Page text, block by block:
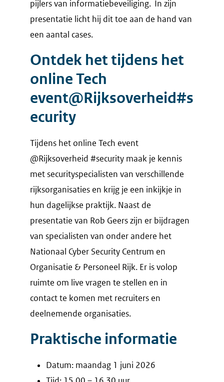
pijlers van informatiebeveiliging. In zijn
presentatie licht hij dit toe aan de hand van
een aantal cases.
Ontdek het tijdens het
online Tech
event@Rijksoverheid#s
ecurity
Tijdens het online Tech event
@Rijksoverheid #security maak je kennis
met securityspecialisten van verschillende
rijksorganisaties en krijg je een inkijkje in
hun dagelijkse praktijk. Naast de
presentatie van Rob Geers zijn er bijdragen
van specialisten van onder andere het
Nationaal Cyber Security Centrum en
Organisatie & Personeel Rijk. Er is volop
ruimte om live vragen te stellen en in
contact te komen met recruiters en
deelnemende organisaties.
Praktische informatie
Datum: maandag 1 juni 2026